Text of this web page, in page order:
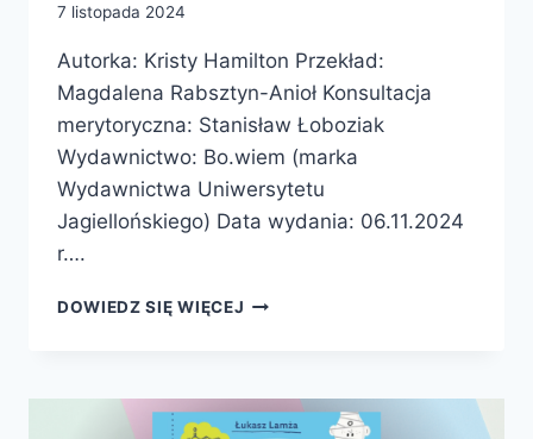
7 listopada 2024
Autorka: Kristy Hamilton Przekład:
Magdalena Rabsztyn-Anioł Konsultacja
merytoryczna: Stanisław Łoboziak
Wydawnictwo: Bo.wiem (marka
Wydawnictwa Uniwersytetu
Jagiellońskiego) Data wydania: 06.11.2024
r….
DOWIEDZ SIĘ WIĘCEJ DZIKIE
PRZYRODA
INSPIRUJE